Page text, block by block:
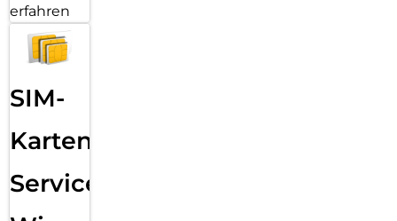
erfahren
SIM-
Karten
Service: